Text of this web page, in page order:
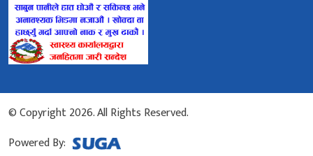
© Copyright 2026. All Rights Reserved.
Powered By: